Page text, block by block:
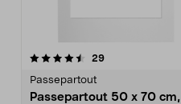
29arvostelut
Passepartout
Passepartout 50 x 70 cm,
4.5viidestä